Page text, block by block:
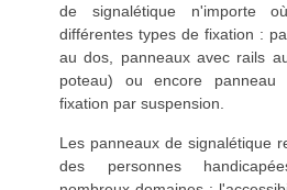
de signalétique n'importe
différentes types de fixation :
au dos, panneaux avec rails
poteau) ou encore panneau
fixation par suspension.
Les panneaux de signalétique
des personnes